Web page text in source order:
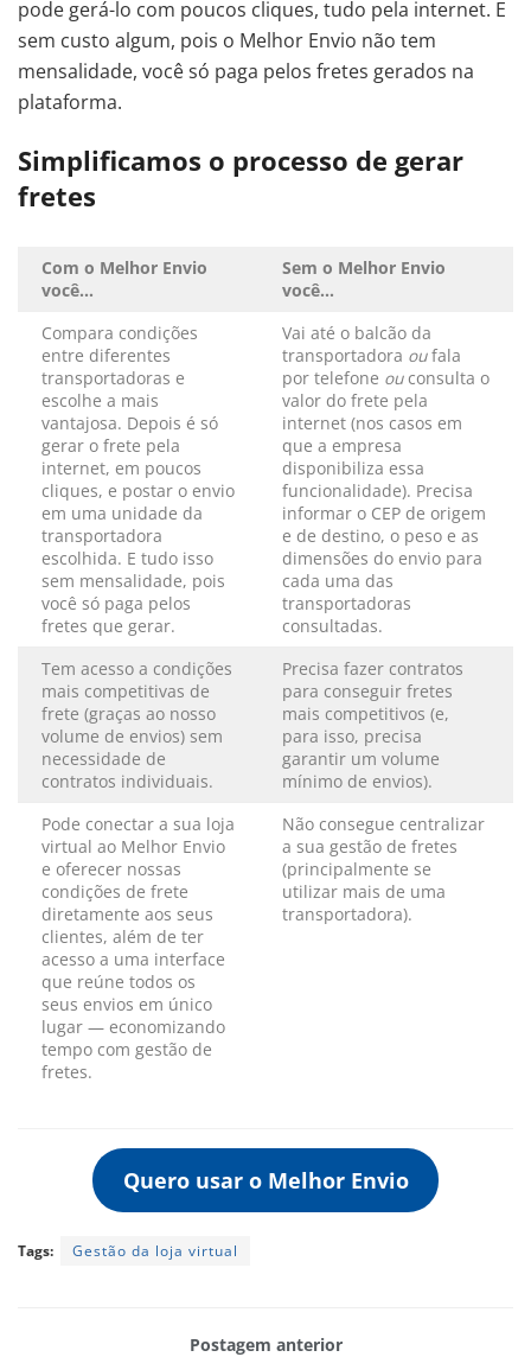
pode gerá-lo com poucos cliques, tudo pela internet. E
sem custo algum, pois o Melhor Envio não tem
mensalidade, você só paga pelos fretes gerados na
plataforma.
Simplificamos o processo de gerar
fretes
Com o Melhor Envio
você…
Sem o Melhor Envio
você…
Compara condições
entre diferentes
transportadoras e
escolhe a mais
vantajosa. Depois é só
gerar o frete pela
internet, em poucos
cliques, e postar o envio
em uma unidade da
transportadora
escolhida. E tudo isso
sem mensalidade, pois
você só paga pelos
fretes que gerar.
Vai até o balcão da
transportadora oufala
por telefone ou consulta o
valor do frete pela
internet (nos casos em
que a empresa
disponibiliza essa
funcionalidade). Precisa
informar o CEP de origem
e de destino, o peso e as
dimensões do envio para
cada uma das
transportadoras
consultadas.
Tem acesso a condições
mais competitivas de
frete (graças ao nosso
volume de envios) sem
necessidade de
contratos individuais.
Precisa fazer contratos
para conseguir fretes
mais competitivos (e,
para isso, precisa
garantir um volume
mínimo de envios).
Pode conectar a sua loja
virtual ao Melhor Envio
e oferecer nossas
condições de frete
diretamente aos seus
clientes, além de ter
acesso a uma interface
que reúne todos os
seus envios em único
lugar — economizando
tempo com gestão de
fretes.
Não consegue centralizar
a sua gestão de fretes
(principalmente se
utilizar mais de uma
transportadora).
Quero usar o Melhor Envio
Tags: Gestão da loja virtual
Postagem anterior